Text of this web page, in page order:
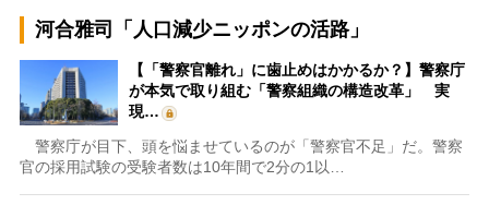
河合雅司「人口減少ニッポンの活路」
【「警察官離れ」に歯止めはかかるか？】警察庁
が本気で取り組む「警察組織の構造改革」 実
現…
警察庁が目下、頭を悩ませているのが「警察官不足」だ。警察
官の採用試験の受験者数は10年間で2分の1以…